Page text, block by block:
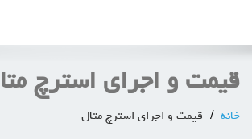
قیمت و اجرای استرچ
خانه قیمت و اجرای استرچ متال